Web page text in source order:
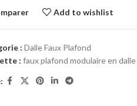
Add to wishlist
: Dalle Faux Plafond
: faux plafond modulaire en dalle